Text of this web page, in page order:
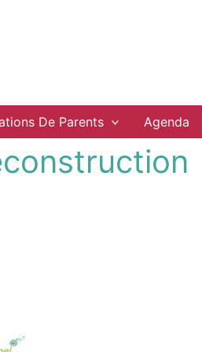
De Parents Agenda